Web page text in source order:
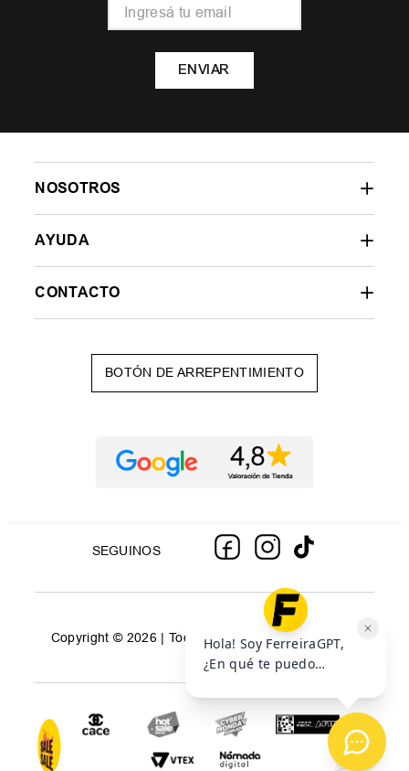
ENVIAR
NOSOTROS
AYUDA
CONTACTO
BOTÓN DE ARREPENTIMIENTO
SEGUINOS
Copyright © 2026 | Todos los derechos reservados